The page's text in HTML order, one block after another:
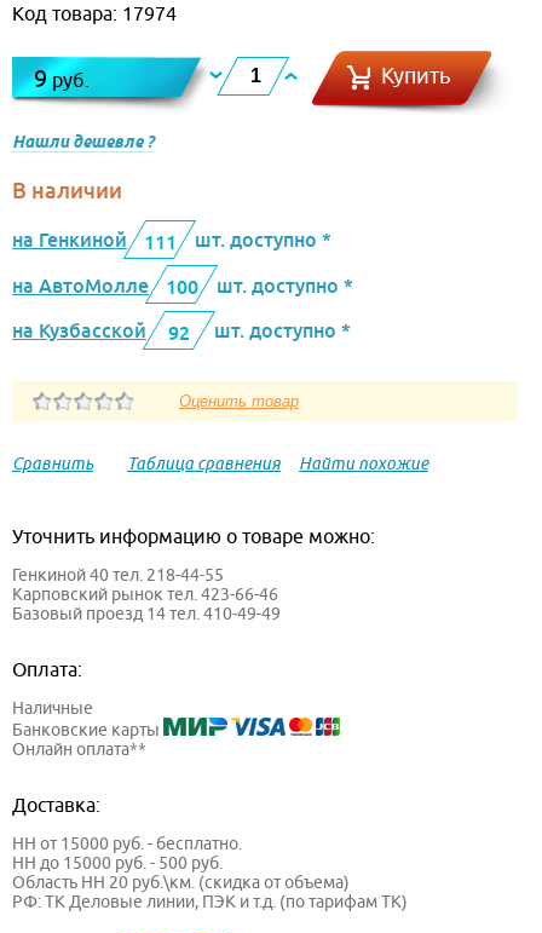
Код товара: 17974
9 руб. Купить
Нашли дешевле ?
В наличии
на Генкиной 111
шт. доступно *
на АвтоМолле
100
шт. доступно *
на Кузбасской
92 шт. доступно *
Сравнить Таблица сравнения Найти похожие
Уточнить информацию о товаре можно:
Генкиной 40 тел. 218-44-55
Карповский рынок тел. 423-66-46
Базовый проезд 14 тел. 410-49-49
Оплата:
Наличные
Банковские карты
Онлайн оплата**
Доставка:
НН от 15000 руб. - бесплатно.
НН до 15000 руб. - 500 руб.
Область НН 20 руб.\км. (скидка от объема)
РФ: ТК Деловые линии, ПЭК и т.д. (по тарифам ТК)